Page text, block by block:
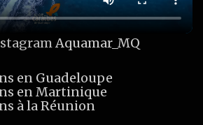
Aquamar_MQ
en Guadeloupe
en Martinique
à la Réunion